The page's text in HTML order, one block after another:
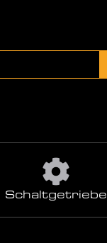
Schaltgetriebe